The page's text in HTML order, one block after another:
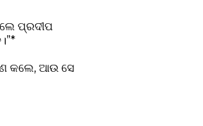
ପ୍ରଦୀପ
କଲେ, ଆଉ ସେ